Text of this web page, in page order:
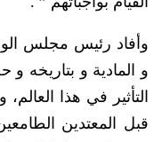
وأفاد رئيس مجلس
و المادية و بتاريخه
التأثير في هذا
قبل المعتدين